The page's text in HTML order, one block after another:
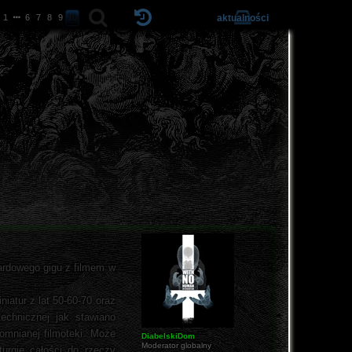
1 6 7 8 9 10 aktualności
DiabelskiDom
Moderator globalny
gigu z filmem w
z lat 50-60-70 oraz
jak stawiano
filmoteki. Może